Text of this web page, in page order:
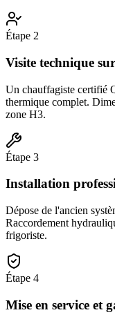
Étape 2
Visite technique
Un chauffagiste certifié
thermique complet.
zone H3.
Étape 3
Installation
Dépose de l'ancien
Raccordement
frigoriste.
Étape 4
Mise en service et